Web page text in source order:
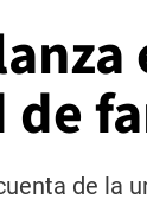
de la